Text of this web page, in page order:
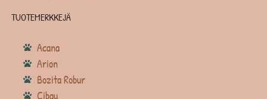
TUOTEMERKKEJÄ
Acana
Arion
Bozita Robur
Cibau